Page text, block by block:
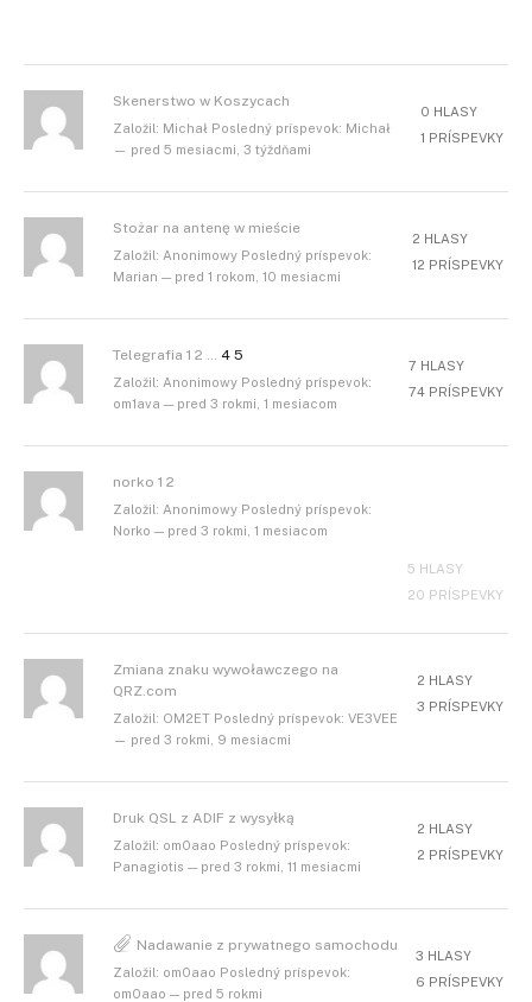
Skenerstwo w Koszycach
Založil: Michał Posledný príspevok: Michał
— pred 5 mesiacmi, 3 týždňami
0 HLASY
1 PRÍSPEVKY
Stożar na antenę w mieście
Založil: Anonimowy Posledný príspevok:
Marian — pred 1 rokom, 10 mesiacmi
2 HLASY
12 PRÍSPEVKY
Telegrafia 1 2 … 4 5
Založil: Anonimowy Posledný príspevok:
om1ava — pred 3 rokmi, 1 mesiacom
7 HLASY
74 PRÍSPEVKY
norko 1 2
Založil: Anonimowy Posledný príspevok:
Norko — pred 3 rokmi, 1 mesiacom
5 HLASY
20 PRÍSPEVKY
Zmiana znaku wywoławczego na
QRZ.com
Založil: OM2ET Posledný príspevok: VE3VEE
— pred 3 rokmi, 9 mesiacmi
2 HLASY
3 PRÍSPEVKY
Druk QSL z ADIF z wysyłką
Založil: om0aao Posledný príspevok:
Panagiotis — pred 3 rokmi, 11 mesiacmi
2 HLASY
2 PRÍSPEVKY
Nadawanie z prywatnego samochodu
Založil: om0aao Posledný príspevok:
om0aao — pred 5 rokmi
3 HLASY
6 PRÍSPEVKY